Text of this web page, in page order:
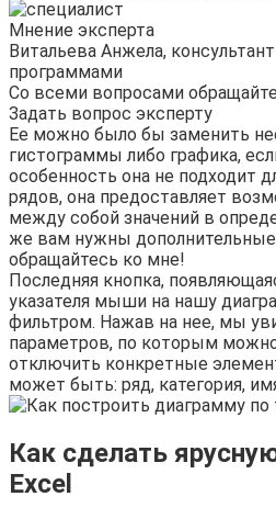
Мнение эксперта
Витальева Анжела,
программами
Со всеми вопросами
Задать вопрос эксперту
Ее можно было бы заменить
гистограммы либо графика,
особенность она не подходит
рядов, она предоставляет
между собой значений в
же вам нужны дополнительные
обращайтесь ко мне!
Последняя кнопка,
указателя мыши на нашу
фильтром. Нажав на нее, мы
параметров, по которым
отключить конкретные
может быть: ряд, категория,
Как сделать
Excel